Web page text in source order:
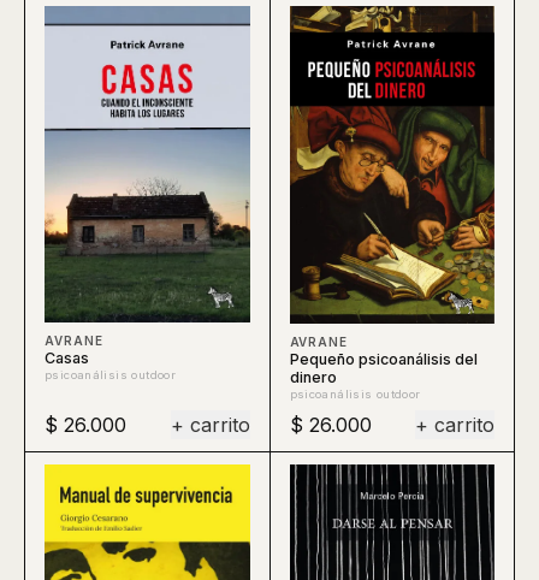
AVRANE
Casas
psicoanálisis outdoor
$ 26.000 + carrito
AVRANE
Pequeño psicoanálisis del
dinero
psicoanálisis outdoor
$ 26.000 + carrito